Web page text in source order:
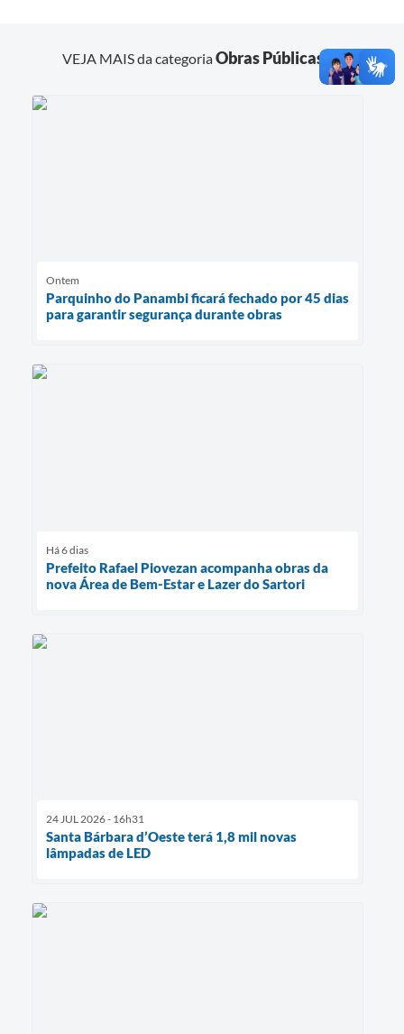
VEJA MAIS da categoriaObras Públicas
Ontem
Parquinho do Panambi ficará fechado por 45 dias
para garantir segurança durante obras
Há 6 dias
Prefeito Rafael Piovezan acompanha obras da
nova Área de Bem-Estar e Lazer do Sartori
24 JUL 2026 - 16h31
Santa Bárbara d’Oeste terá 1,8 mil novas
lâmpadas de LED